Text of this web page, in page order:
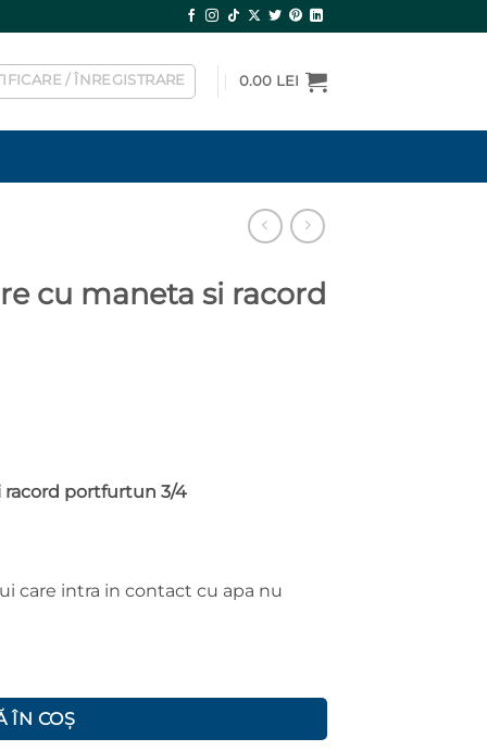
/ ÎNREGISTRARE 0.00 LEI
cu maneta si racord
racord portfurtun 3/4
care intra in contact cu apa nu
si racord portfurtun 3/4 FERRO
ÎN COȘ